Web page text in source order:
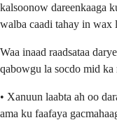
kalsoonow dareenkaaga
walba caadi tahay in wax
Waa inaad raadsataa
qabowgu la socdo mid ka
• Xanuun laabta ah oo
ama ku faafaya